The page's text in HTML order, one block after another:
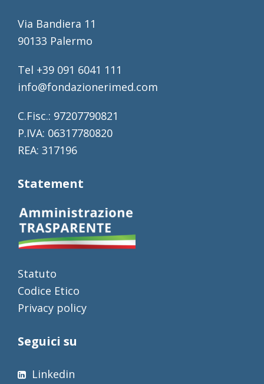
Via Bandiera 11
90133 Palermo
Tel +39 091 6041 111
info@fondazionerimed.com
C.Fisc.: 97207790821
P.IVA: 06317780820
REA: 317196
Statement
Statuto
Codice Etico
Privacy policy
Seguici su
Linkedin